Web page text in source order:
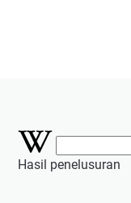
Hasil penelusuran